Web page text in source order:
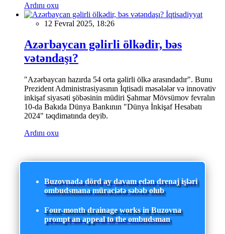
Ardını oxu
İqtisadiyyat
12 Fevral 2025, 18:26
Azərbaycan gəlirli ölkədir, bəs
vətəndaşı?
"Azərbaycan hazırda 54 orta gəlirli ölkə arasındadır". Bunu
Prezident Administrasiyasının İqtisadi məsələlər və innovativ
inkişaf siyasəti şöbəsinin müdiri Şahmar Mövsümov fevralın
10-da Bakıda Dünya Bankının "Dünya İnkişaf Hesabatı
2024" təqdimatında deyib.
Ardını oxu
Buzovnada dörd ay davam edən drenaj işləri
ombudsmana müraciətə səbəb olub
Four-month drainage works in Buzovna
prompt an appeal to the ombudsman